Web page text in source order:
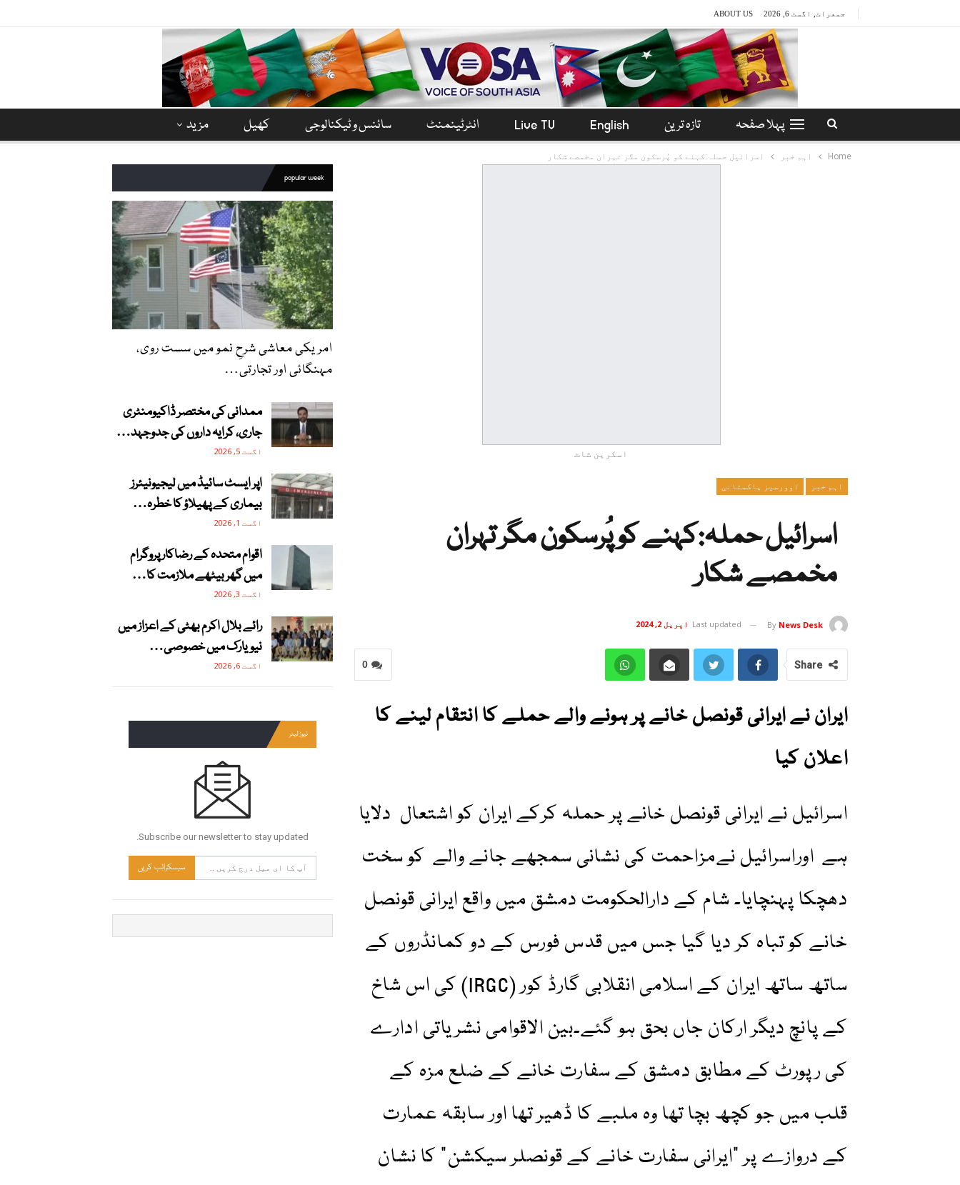
جمعرات, اگست 6, 2026 ABOUT US
پہلا صفحہ تازہ ترین English
Live TV انٹرٹینمنٹ سائنس و ٹیکنالوجی کھیل مزید
Home اہم خبر اسرائیل حملہ:کہنے کو پُرسکون مگر تہران مخمصے شکار
اسکرین شاٹ
اہم خبر اوورسیز پاکستانی
اسرائیل حملہ:کہنے کو پُرسکون مگر تہران
مخمصے شکار
By News Desk
Last updated اپریل 2, 2024
0 Share
ایران نے ایرانی قونصل خانے پر ہونے والے حملے کا انتقام لینے کا
اعلان کیا
اسرائیل نے ایرانی قونصل خانے پر حملہ کرکے ایران کو اشتعال دلایا
ہے اوراسرائیل نےمزاحمت کی نشانی سمجھے جانے والے کو سخت
دھچکا پہنچایا۔ شام کے دارالحکومت دمشق میں واقع ایرانی قونصل
خانے کو تباہ کر دیا گیا جس میں قدس فورس کے دو کمانڈروں کے
ساتھ ساتھ ایران کے اسلامی انقلابی گارڈ کور (IRGC) کی اس شاخ
کے پانچ دیگر ارکان جاں بحق ہو گئے۔بین الاقوامی نشریاتی ادارے
کی رپورٹ کے مطابق دمشق کے سفارت خانے کے ضلع مزہ کے
قلب میں جو کچھ بچا تھا وہ ملبے کا ڈھیر تھا اور سابقہ عمارت
کے دروازے پر "ایرانی سفارت خانے کے قونصلر سیکشن” کا نشان
popular week
امریکی معاشی شرحِ نمو میں سست روی،
مہنگائی اور تجارتی…
ممدانی کی مختصر ڈاکیومنٹری
جاری، کرایہ داروں کی جدوجہد…
اگست 5, 2026
اپر ایسٹ سائیڈ میں لیجیونیئرز
بیماری کے پھیلاؤ کا خطرہ…
اگست 1, 2026
اقوام متحدہ کے رضاکار پروگرام
میں گھر بیٹھے ملازمت کا…
اگست 3, 2026
رائے بلال اکرم بھٹی کے اعزاز میں
نیویارک میں خصوصی…
اگست 6, 2026
نیوز لیٹر
Subscribe our newsletter to stay updated.
سبسکرائب کریں